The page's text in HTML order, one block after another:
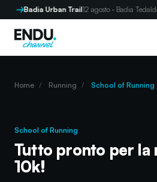
Badia Urban Trail12 agosto · Badia Tedalda (AR)
Home / Running / School of Running
School of Running
Tutto pronto per la
10k!